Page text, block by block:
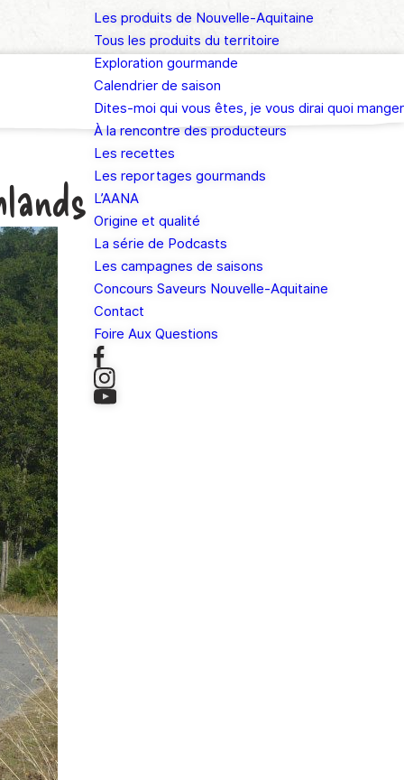
Les produits de Nouvelle-Aquitaine
Tous les produits du territoire
Exploration gourmande
Calendrier de saison
Dites-moi qui vous êtes, je vous dirai quoi manger
À la rencontre des producteurs
Les recettes
Les reportages gourmands
L’AANA
Origine et qualité
La série de Podcasts
Les campagnes de saisons
Concours Saveurs Nouvelle-Aquitaine
Contact
Foire Aux Questions